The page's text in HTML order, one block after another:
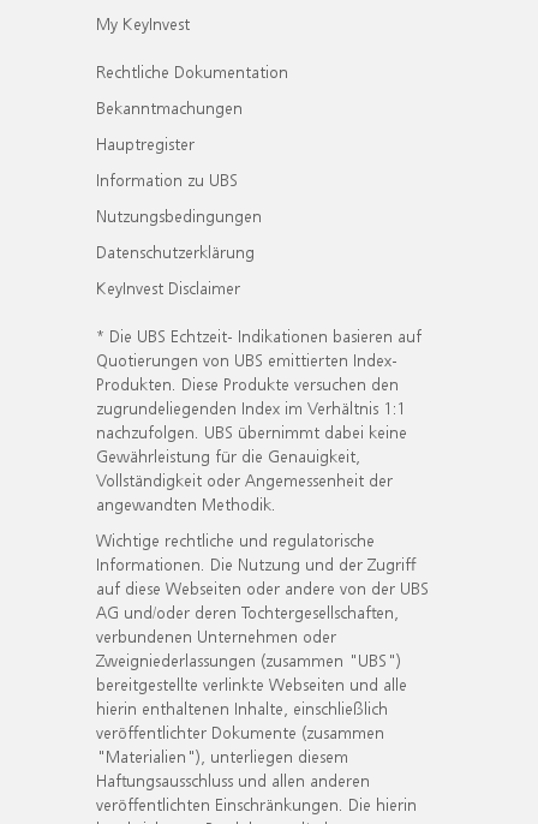
My KeyInvest
Rechtliche Dokumentation
Bekanntmachungen
Hauptregister
Information zu UBS
Nutzungsbedingungen
Datenschutzerklärung
KeyInvest Disclaimer
* Die UBS Echtzeit- Indikationen basieren auf
Quotierungen von UBS emittierten Index-
Produkten. Diese Produkte versuchen den
zugrundeliegenden Index im Verhältnis 1:1
nachzufolgen. UBS übernimmt dabei keine
Gewährleistung für die Genauigkeit,
Vollständigkeit oder Angemessenheit der
angewandten Methodik.
Wichtige rechtliche und regulatorische
Informationen. Die Nutzung und der Zugriff
auf diese Webseiten oder andere von der UBS
AG und/oder deren Tochtergesellschaften,
verbundenen Unternehmen oder
Zweigniederlassungen (zusammen "UBS")
bereitgestellte verlinkte Webseiten und alle
hierin enthaltenen Inhalte, einschließlich
veröffentlichter Dokumente (zusammen
"Materialien"), unterliegen diesem
Haftungsausschluss und allen anderen
veröffentlichten Einschränkungen. Die hierin